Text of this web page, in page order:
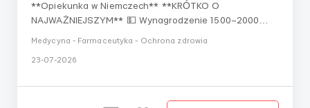
**Opiekunka w Niemczech** **KRÓTKO O
NAJWAŻNIEJSZYM** 💵 Wynagrodzenie 1500–2000
wiza; 🤝 Zatrudnienie oficjalne; 🏠 Zakwaterowanie
Medycyna - Farmaceutyka - Ochrona zdrowia
23-07-2026